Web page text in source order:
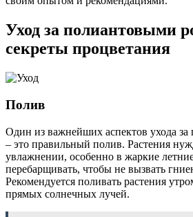
Уход за полиантовыми
секреты процветания
Полив
Один из важнейших аспектов ухода
– это правильный полив. Растения
увлажнении, особенно в жаркие
перебарщивать, чтобы не вызвать
Рекомендуется поливать растения
прямых солнечных лучей.